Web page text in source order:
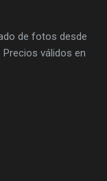
de fotos desde
Precios válidos en